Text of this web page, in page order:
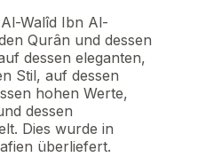
Walîd Ibn Al-
Qurân und dessen
dessen eleganten,
Stil, auf dessen
hohen Werte,
dessen
Dies wurde in
überliefert.